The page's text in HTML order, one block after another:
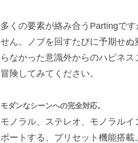
多くの要素が絡み合うPartingで
せん。ノブを回すたびに予期せ
らなかった意識外からのハピネ
冒険してみてください。
モダンなシーンへの完全対応。
モノラル、ステレオ、モノラル
ポートする、プリセット機能搭載